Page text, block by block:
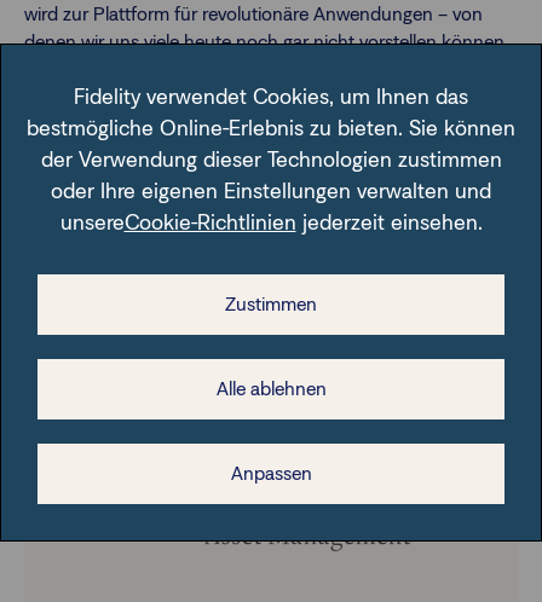
wird zur Plattform für revolutionäre Anwendungen – von
denen wir uns viele heute noch gar nicht vorstellen können.
Der Autor, Stefan Metzger, ist Mitglied der Pictet Thematic
Adivsory Boards. Er ist Experte für Smart Cities und berät zu
digitalen Entwicklungen.
Anlageprodukte:
Fidelity verwendet Cookies, um Ihnen das
bestmögliche Online-Erlebnis zu bieten. Sie können
der Verwendung dieser Technologien zustimmen
oder Ihre eigenen Einstellungen verwalten und
unsereCookie-Richtlinien jederzeit einsehen.
Zustimmen
Alle ablehnen
Anpassen